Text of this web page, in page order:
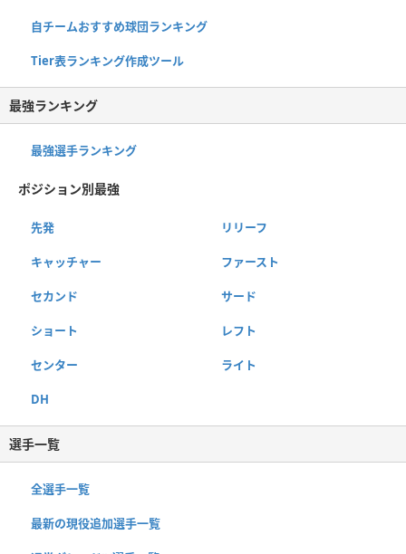
自チームおすすめ球団ランキング
Tier表ランキング作成ツール
最強ランキング
最強選手ランキング
ポジション別最強
先発 リリーフ
キャッチャー ファースト
セカンド サード
ショート レフト
センター ライト
DH
選手一覧
全選手一覧
最新の現役追加選手一覧